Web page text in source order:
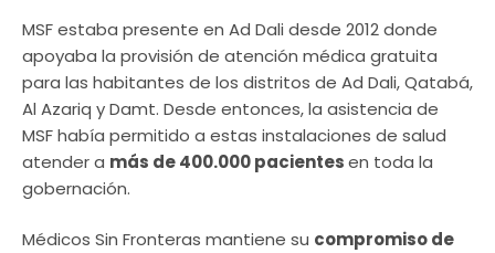
MSF estaba presente en Ad Dali desde 2012 donde
apoyaba la provisión de atención médica gratuita
para las habitantes de los distritos de Ad Dali, Qatabá,
Al Azariq y Damt. Desde entonces, la asistencia de
MSF había permitido a estas instalaciones de salud
atender a más de 400.000 pacientesen toda la
gobernación.
Médicos Sin Fronteras mantiene su compromiso de